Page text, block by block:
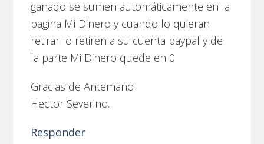
ganado se sumen automáticamente en la
pagina Mi Dinero y cuando lo quieran
retirar lo retiren a su cuenta paypal y de
la parte Mi Dinero quede en 0
Gracias de Antemano
Hector Severino.
Responder